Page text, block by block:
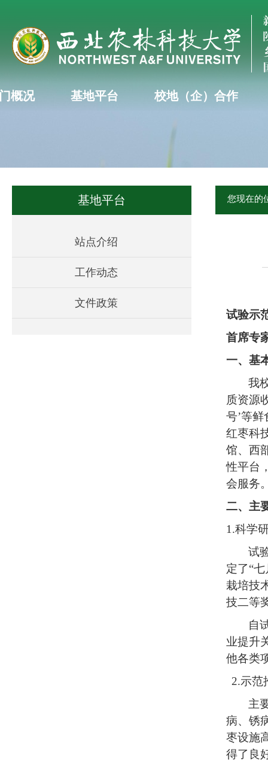
概况 基地平台 校地（企）合作
基地平台
站点介绍
工作动态
文件政策
您现在的
试验示
首席专
一、基
我
质资源
号’等
红枣科
馆、西
性平台
会服务
二、主
1.科学
试
定了“
栽培技
技二等
自
业提升
他各类
2.示范
主
病、锈
枣设施
得了良